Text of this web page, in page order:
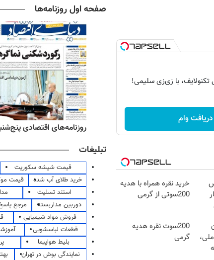
دریافت وام
خرید نقره همراه با هدیه
200سوتی از گرمی
200سوت نقره هدیه
گرمی
صفحه اول روزنامه‌ها
ورزشی پنج‌شنبه ۱۵ مرداد ۱۴۰۵ روزنامه‌های اقتصادی پنج‌شنبه ۱۵ مرداد
تبلیغات
قیمت شیشه سکوریت
خرید طلای آب شده
قیمت
استند تسلیت
دوربین مداربسته
مرجع
فروش مواد شیمیایی
قطعات لباسشویی
بلیط هواپیما
نمایندگی بوش در تهران